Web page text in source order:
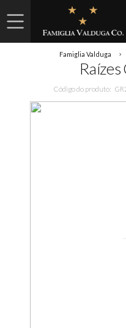
Famiglia Valduga
Código do produto: